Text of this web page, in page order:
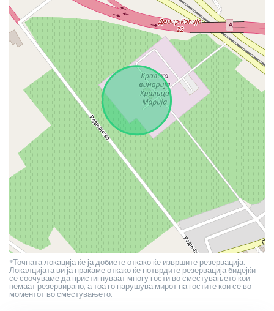
*Точната локација ќе ја добиете откако ќе извршите резервација.
Локалцијата ви ја праќаме откако ќе потврдите резервација бидејќи
се соочуваме да пристигнуваат многу гости во сместувањето кои
немаат резервирано, а тоа го нарушува мирот на гостите кои се во
моментот во сместувањето.